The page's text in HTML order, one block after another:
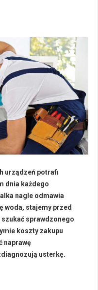
urządzeń potrafi
dnia każdego
nagle odmawia
woda, stajemy przed
sprawdzonego
koszty zakupu
naprawę
usterkę.